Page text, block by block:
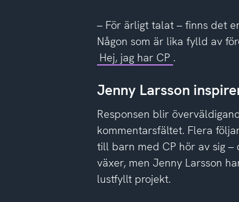
– För ärligt talat – finns det
Någon som är lika fylld av
Hej, jag har CP .
Jenny Larsson
Responsen blir
kommentarsfältet. Flera
till barn med CP hör av sig
växer, men Jenny Larsson
lustfyllt projekt.